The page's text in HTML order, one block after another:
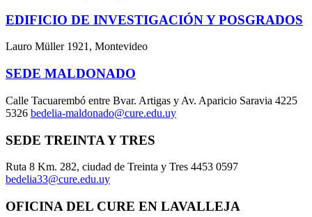
EDIFICIO DE INVESTIGACIÓN Y POSGRADOS
Lauro Müller 1921, Montevideo
SEDE MALDONADO
Calle Tacuarembó entre Bvar. Artigas y Av. Aparicio Saravia 4225
5326 bedelia-maldonado@cure.edu.uy
SEDE TREINTA Y TRES
Ruta 8 Km. 282, ciudad de Treinta y Tres 4453 0597
bedelia33@cure.edu.uy
OFICINA DEL CURE EN LAVALLEJA